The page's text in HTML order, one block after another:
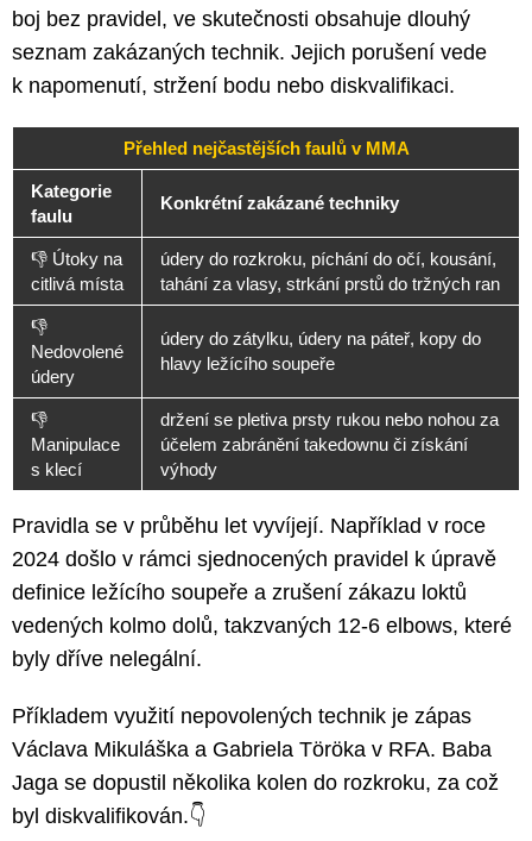
boj bez pravidel, ve skutečnosti obsahuje dlouhý
seznam zakázaných technik. Jejich porušení vede
k napomenutí, stržení bodu nebo diskvalifikaci.
Přehled nejčastějších faulů v MMA
Kategorie
faulu
Konkrétní zakázané techniky
👎 Útoky na
citlivá místa
údery do rozkroku, píchání do očí, kousání,
tahání za vlasy, strkání prstů do tržných ran
👎
Nedovolené
údery
údery do zátylku, údery na páteř, kopy do
hlavy ležícího soupeře
👎
Manipulace
s klecí
držení se pletiva prsty rukou nebo nohou za
účelem zabránění takedownu či získání
výhody
Pravidla se v průběhu let vyvíjejí. Například v roce
2024 došlo v rámci sjednocených pravidel k úpravě
definice ležícího soupeře a zrušení zákazu loktů
vedených kolmo dolů, takzvaných 12-6 elbows, které
byly dříve nelegální.
Příkladem využití nepovolených technik je zápas
Václava Mikuláška a Gabriela Töröka v RFA. Baba
Jaga se dopustil několika kolen do rozkroku, za což
byl diskvalifikován.👇